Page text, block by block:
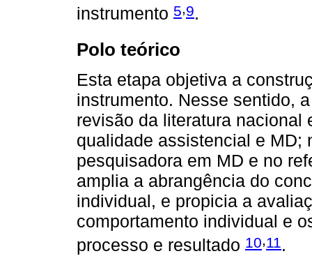
instrumento 5 9.
Polo teórico
Esta etapa objetiva a
instrumento. Nesse sentido,
revisão da literatura nacional
qualidade assistencial e MD;
pesquisadora em MD e no
amplia a abrangência do
individual, e propicia a
comportamento individual e
processo e resultado 10,11.